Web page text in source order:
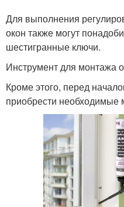
Для выполнения
окон также могут
шестигранные ключи.
Инструмент для монтажа
Кроме этого, перед
приобрести необходимые